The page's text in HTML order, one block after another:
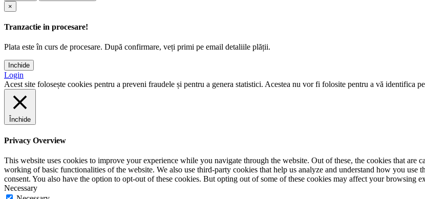
×
Tranzactie in procesare!
Plata este în curs de procesare. După confirmare, veți primi pe email detaliile plății.
Inchide
Login
Acest site folosește cookies pentru a preveni fraudele și pentru a genera statistici. Acestea nu vor fi folosite pentru a vă identifica
Închide
Privacy Overview
This website uses cookies to improve your experience while you navigate through the website. Out of these, the cookies that are
working of basic functionalities of the website. We also use third-party cookies that help us analyze and understand how you
consent. You also have the option to opt-out of these cookies. But opting out of some of these cookies may affect your browsing
Necessary